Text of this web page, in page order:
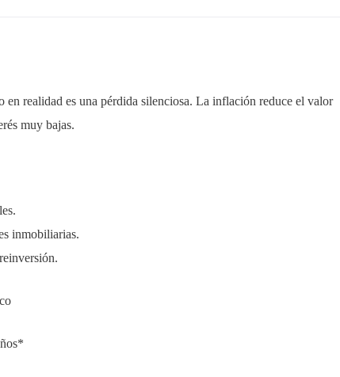
en realidad es una pérdida silenciosa. La inflación reduce el valor
muy bajas.
inmobiliarias.